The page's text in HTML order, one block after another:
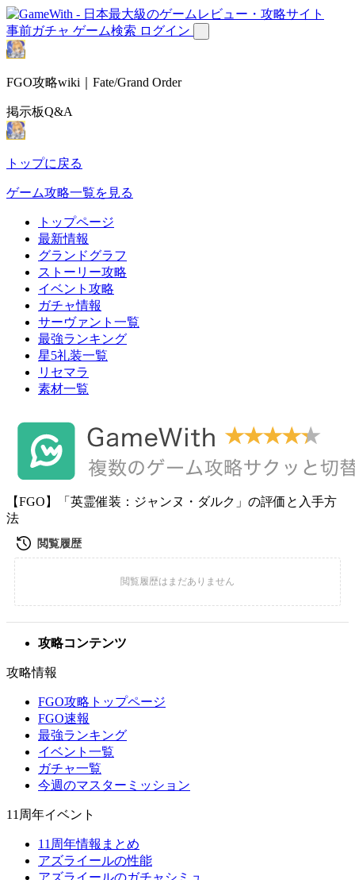
事前ガチャ ゲーム検索 ログイン
FGO攻略wiki｜Fate/Grand Order
掲示板Q&A
トップに戻る
ゲーム攻略一覧を見る
トップページ
最新情報
グランドグラフ
ストーリー攻略
イベント攻略
ガチャ情報
サーヴァント一覧
最強ランキング
星5礼装一覧
リセマラ
素材一覧
【FGO】「英霊催装：ジャンヌ・ダルク」の評価と入手方
法
攻略コンテンツ
攻略情報
FGO攻略トップページ
FGO速報
最強ランキング
イベント一覧
ガチャ一覧
今週のマスターミッション
11周年イベント
11周年情報まとめ
アズライールの性能
アズライールのガチャシミュ